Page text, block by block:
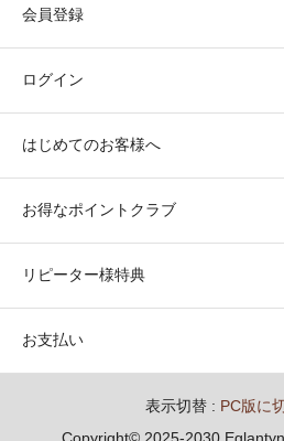
会員登録
ログイン
はじめてのお客様へ
お得なポイントクラブ
リピーター様特典
お支払い
表示切替 : PC版に
Copyright© 2025-2030